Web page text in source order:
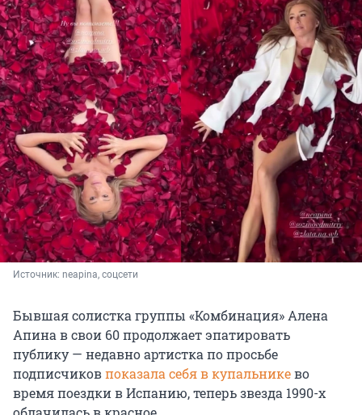
Источник: neapina, соцсети
Бывшая солистка группы «Комбинация» Алена
Апина в свои 60 продолжает эпатировать
публику — недавно артистка по просьбе
подписчиковпоказала себя в купальникево
время поездки в Испанию, теперь звезда 1990-х